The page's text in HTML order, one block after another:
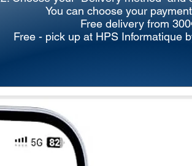
You can choose your
Free delivery from
Free - pick up at HPS Informatique